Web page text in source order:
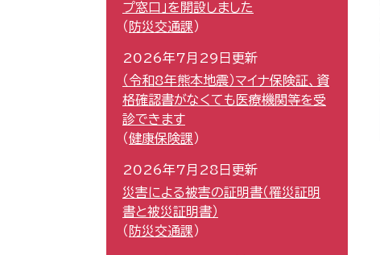
プ窓口」を開設しました
防災交通課
2026年7月29日更新
（令和8年熊本地震）マイナ保険証、資
格確認書がなくても医療機関等を受
診できます
健康保険課
2026年7月28日更新
災害による被害の証明書（罹災証明
書と被災証明書）
防災交通課